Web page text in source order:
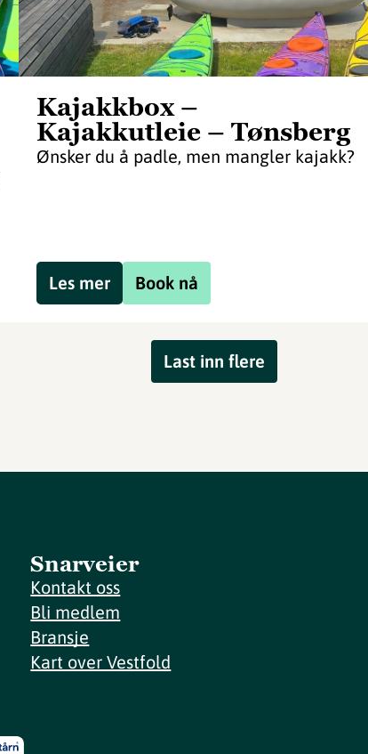
Kajakkbox –
Kajakkutleie – Tønsberg
Ønsker du å padle, men mangler kajakk?
Book nå
Les mer
Last inn flere
Snarveier
Kontakt oss
Bli medlem
Bransje
Kart over Vestfold